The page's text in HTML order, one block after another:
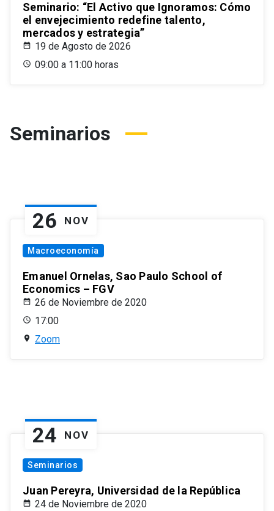
Seminario: “El Activo que Ignoramos: Cómo
el envejecimiento redefine talento,
mercados y estrategia”
19 de Agosto de 2026
09:00 a 11:00 horas
Seminarios
26 NOV
Macroeconomía
Emanuel Ornelas, Sao Paulo School of
Economics – FGV
26 de Noviembre de 2020
17:00
Zoom
24 NOV
Seminarios
Juan Pereyra, Universidad de la República
24 de Noviembre de 2020